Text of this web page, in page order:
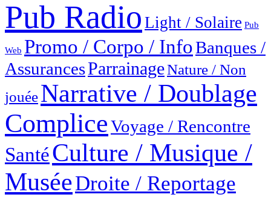
Pub Radio Light / Solaire Pub
Web Promo / Corpo / InfoBanques /
AssurancesParrainageNature / Non
jouéeNarrative / Doublage
CompliceVoyage / Rencontre
SantéCulture / Musique /
MuséeDroite / Reportage